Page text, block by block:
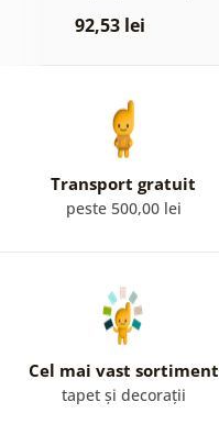
92,53 lei
Transport gratuit
peste 500,00 lei
Cel mai vast sortiment
tapet și decorații